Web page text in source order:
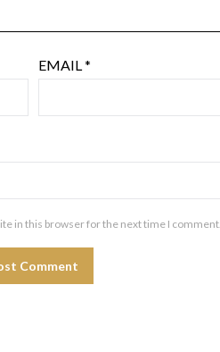
EMAIL *
in this browser for the next time I comment.